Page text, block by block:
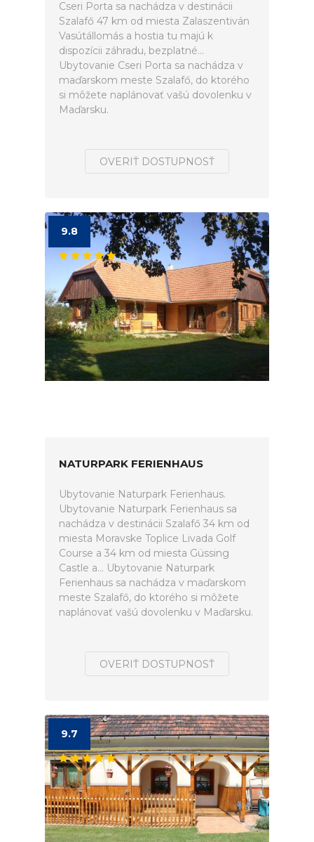
Cseri Porta sa nachádza v destinácii
Szalafő 47 km od miesta Zalaszentiván
Vasútállomás a hostia tu majú k
dispozícii záhradu, bezplatné...
Ubytovanie Cseri Porta sa nachádza v
maďarskom meste Szalafő, do ktorého
si môžete naplánovať vašú dovolenku v
Maďarsku.
OVERIŤ DOSTUPNOSŤ
9.8
NATURPARK FERIENHAUS
Ubytovanie Naturpark Ferienhaus.
Ubytovanie Naturpark Ferienhaus sa
nachádza v destinácii Szalafő 34 km od
miesta Moravske Toplice Livada Golf
Course a 34 km od miesta Güssing
Castle a... Ubytovanie Naturpark
Ferienhaus sa nachádza v maďarskom
meste Szalafő, do ktorého si môžete
naplánovať vašú dovolenku v Maďarsku.
OVERIŤ DOSTUPNOSŤ
9.7